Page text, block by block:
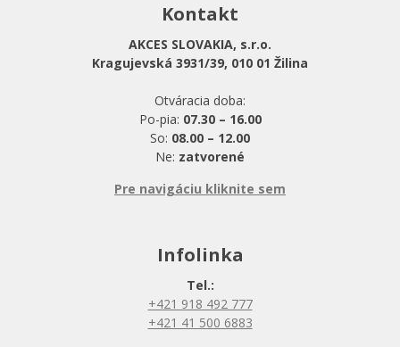
Kontakt
AKCES SLOVAKIA, s.r.o.
Kragujevská 3931/39, 010 01 Žilina
Otváracia doba:
Po-pia: 07.30 – 16.00
So: 08.00 – 12.00
Ne: zatvorené
Pre navigáciu kliknite sem
Infolinka
Tel.:
+421 918 492 777
+421 41 500 6883